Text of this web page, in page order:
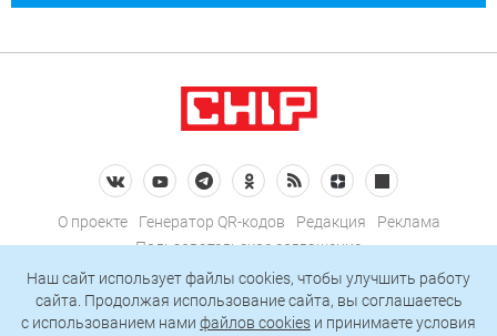
О проекте Генератор QR-кодов Редакция
Реклама
Пользовательское соглашение
Политика конфиденциальности
Подписаться на рассылку
Наш сайт использует файлы cookies, чтобы улучшить работу
сайта. Продолжая использование сайта, вы соглашаетесь
c использованием нами файлов cookies и принимаете условия